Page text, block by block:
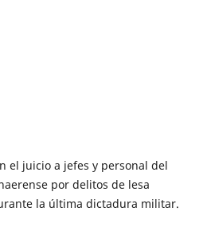
el juicio a jefes y personal del
por delitos de lesa
la última dictadura militar.